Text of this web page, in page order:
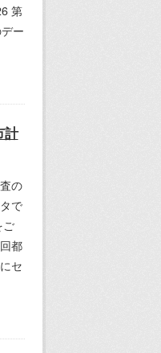
第
ー
計
の
で
ご
都
セ